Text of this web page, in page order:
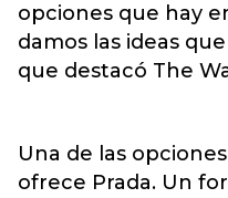
opciones que hay
damos las ideas
que destacó The
Una de las
ofrece Prada. Un